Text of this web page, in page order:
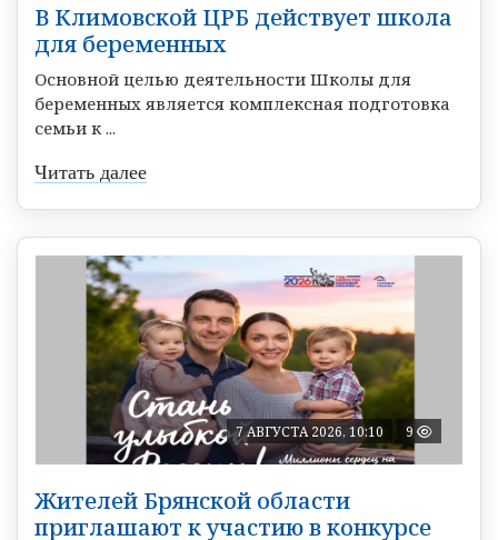
В Климовской ЦРБ действует школа
для беременных
Основной целью деятельности Школы для
беременных является комплексная подготовка
семьи к ...
Читать далее
7 АВГУСТА 2026, 10:10 9
Жителей Брянской области
приглашают к участию в конкурсе